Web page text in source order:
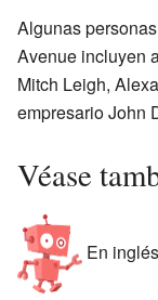
Algunas
Avenue incluyen
Mitch Leigh,
empresario John
Véase
En